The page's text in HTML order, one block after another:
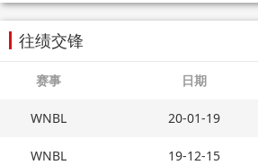
往绩交锋
赛事 日期
WNBL 20-01-19
WNBL 19-12-15